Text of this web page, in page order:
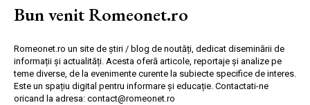
Bun venit Romeonet.ro
Romeonet.ro un site de știri / blog de noutăți, dedicat diseminării de
informații și actualități. Acesta oferă articole, reportaje și analize pe
teme diverse, de la evenimente curente la subiecte specifice de interes.
Este un spațiu digital pentru informare și educație. Contactati-ne
oricand la adresa: contact@romeonet.ro